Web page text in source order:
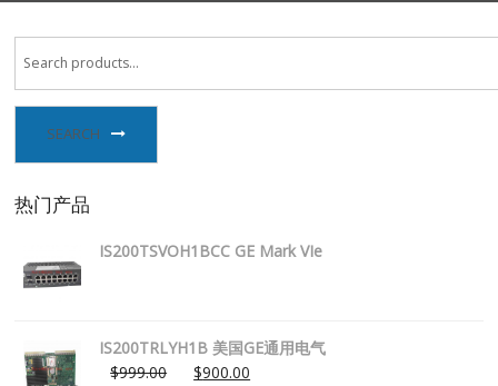
联系我们
SEARCH
热门产品
IS200TSVOH1BCC GE Mark VIe
IS200TRLYH1B 美国GE通用电气
$999.00 $900.00